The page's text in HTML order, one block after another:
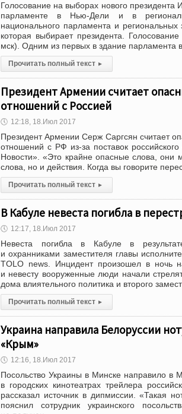
Голосование на выборах нового президента
парламенте в Нью-Дели и в
национального парламента и
которая выбирает президента.
мск). Одним из первых в здание
Прочитать полный текст ▸
Президент Армении считает
отношений с Россией
🕔 12:18, 18.Июл 2017
Президент Армении Серж Саргсян считает
отношений с РФ из-за поставок
Новости». «Это крайне опасные слова, они
слова, но и действия. Когда вы говорите
Прочитать полный текст ▸
В Кабуле невеста погибла в
🕔 12:17, 18.Июл 2017
Невеста погибла в Кабуле в
и охранниками заместителя главы
TOLO news. Инцидент произошел в ночь
и невесту вооруженные люди начали
дома влиятельного политика и второго
Прочитать полный текст ▸
Украина направила Белоруссии
«Крым»
🕔 12:16, 18.Июл 2017
Посольство Украины в Минске направило в
в городских кинотеатрах трейлера
рассказал источник в дипмиссии. «Такая
пояснил сотрудник украинского